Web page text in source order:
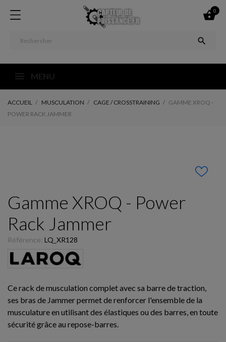

0

MENU
ACCUEIL MUSCULATION CAGE / CROSSTRAINING
GAMME XROQ -
POWER RACK JAMMER
Gamme XROQ - Power
Rack Jammer
Référence: LQ_XR128
Ce rack de musculation complet avec sa barre de traction,
ses bras de Jammer permet de renforcer l'ensemble de la
musculature en utilisant des élastiques ou des barres, en toute
sécurité grâce au repose-barres.